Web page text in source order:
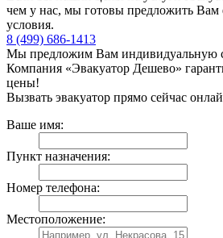
чем у нас, мы готовы предложить Вам
условия.
8 (499) 686-1413
Мы предложим Вам индивидуальную
Компания «Эвакуатор Дешево»
цены!
Вызвать эвакуатор прямо сейчас
Ваше имя:
Пункт назначения:
Номер телефона:
Местоположение: